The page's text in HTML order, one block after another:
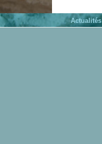
Actualités